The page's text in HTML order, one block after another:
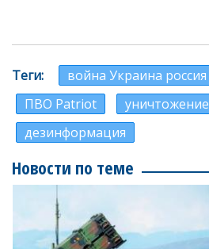
Теги война Украина россия
ПВО Patriot
уничтожение
дезинформация
Новости по теме